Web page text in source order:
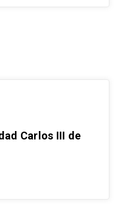
Carlos III de